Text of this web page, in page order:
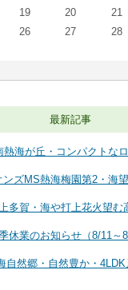
19 20 21
26 27 28
最新記事
海が丘・コンパクトなロ
ズMS熱海梅園第2・海望
多賀・海や打上花火望む
休業のお知らせ（8/11～
自然郷・自然豊か・4LDK